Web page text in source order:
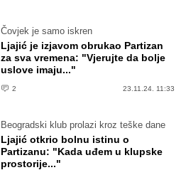
Čovjek je samo iskren
Ljajić je izjavom obrukao Partizan
za sva vremena: "Vjerujte da bolje
uslove imaju..."
2 23.11.24. 11:33
Beogradski klub prolazi kroz teške dane
Ljajić otkrio bolnu istinu o
Partizanu: "Kada uđem u klupske
prostorije..."